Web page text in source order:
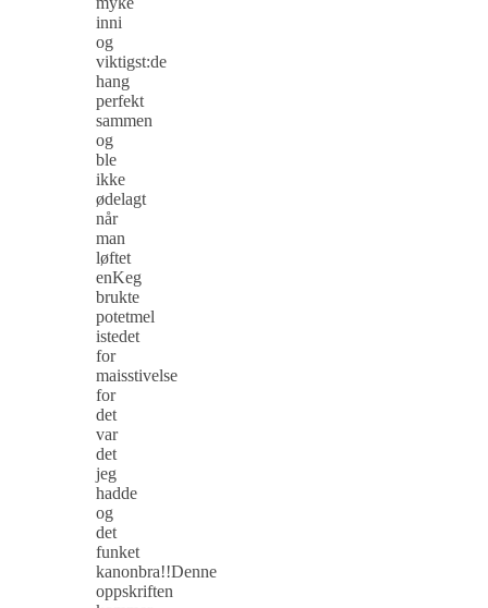
inni
og
viktigst:de
hang
perfekt
sammen
og
ble
ikke
ødelagt
når
man
løftet
enKeg
brukte
potetmel
istedet
for
maisstivelse
for
det
var
det
jeg
hadde
og
det
funket
kanonbra!!Denne
oppskriften